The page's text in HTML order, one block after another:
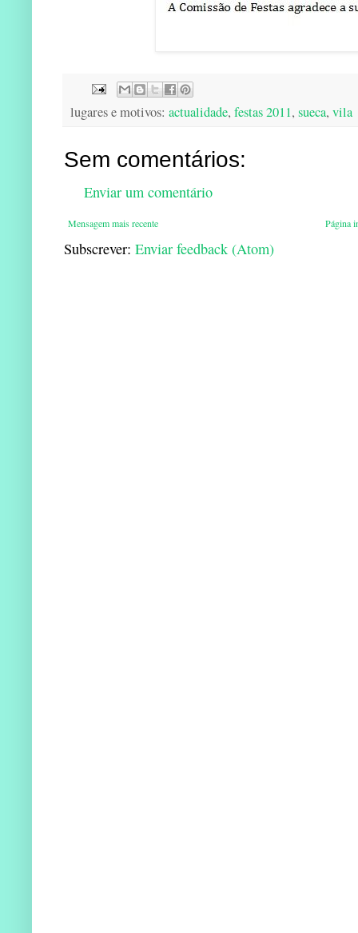
lugares e motivos: actualidade, festas 2011, sueca, vila
Sem comentários:
Enviar um comentário
Mensagem mais recente Página
Subscrever: Enviar feedback (Atom)